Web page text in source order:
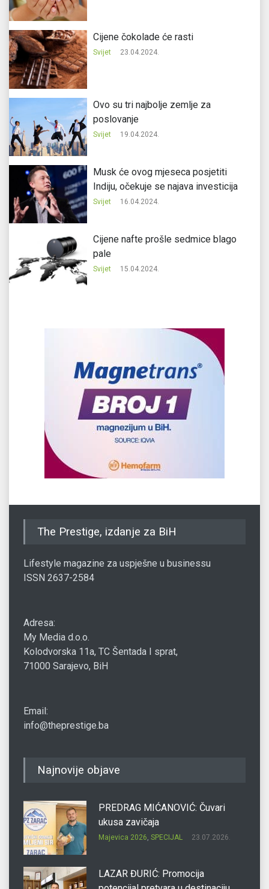
Cijene čokolade će rasti
Svijet 23.04.2024.
Ovo su tri najbolje zemlje za
poslovanje
Svijet 19.04.2024.
Musk će ovog mjeseca posjetiti
Indiju, očekuje se najava investicija
Svijet 16.04.2024.
Cijene nafte prošle sedmice blago
pale
Svijet 15.04.2024.
The Prestige, izdanje za BiH
Lifestyle magazine za uspješne u businessu
ISSN 2637-2584
Adresa:
My Media d.o.o.
Kolodvorska 11a, TC Šentada I sprat,
71000 Sarajevo, BiH
Email:
info@theprestige.ba
Najnovije objave
PREDRAG MIĆANOVIĆ: Čuvari
ukusa zavičaja
Majevica 2026, SPECIJAL 23.07.2026.
LAZAR ĐURIĆ: Promocija